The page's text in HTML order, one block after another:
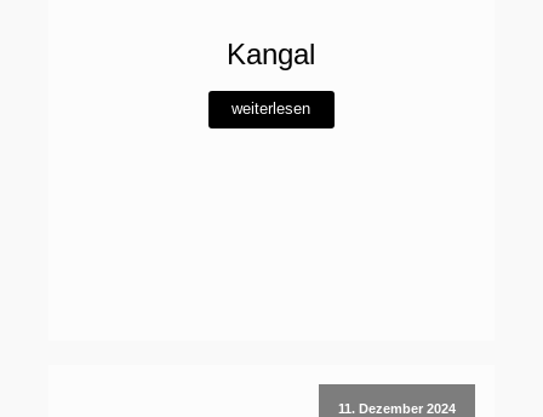
Kangal
weiterlesen
11. Dezember 2024